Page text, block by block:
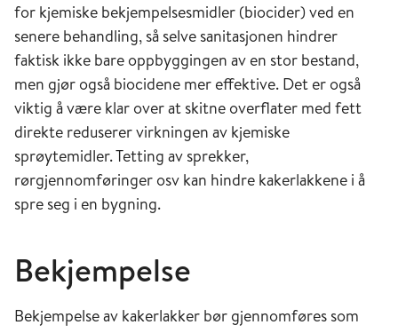
for kjemiske bekjempelsesmidler (biocider) ved en
senere behandling, så selve sanitasjonen hindrer
faktisk ikke bare oppbyggingen av en stor bestand,
men gjør også biocidene mer effektive. Det er også
viktig å være klar over at skitne overflater med fett
direkte reduserer virkningen av kjemiske
sprøytemidler. Tetting av sprekker,
rørgjennomføringer osv kan hindre kakerlakkene i å
spre seg i en bygning.
Bekjempelse
Bekjempelse av kakerlakker bør gjennomføres som